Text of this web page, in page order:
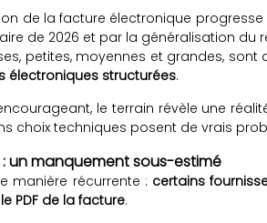
de la facture électronique
de 2026 et par la généralisation du
petites, moyennes et grandes,
électroniques structurées.
le terrain révèle une
choix techniques posent de vrais
: un manquement sous-estimé
manière récurrente : certains
PDF de la facture.